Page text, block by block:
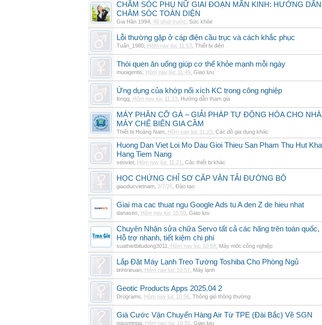
CHĂM SÓC PHỤ NỮ GIAI ĐOẠN MÃN KINH: HƯỚNG DẪN
CHĂM SÓC TOÀN DIỆN
Gia Hân 1994 40 phút trước Sức khỏe
Lỗi thường gặp ở cáp điện cầu trục và cách khắc phục
Tuấn_1980 Hôm nay lúc 11:53 Thiết bị điện
Thói quen ăn uống giúp cơ thể khỏe mạnh mỗi ngày
muoigentis Hôm nay lúc 11:49 Giao lưu
Ứng dụng của khớp nối xích KC trong công nghiệp
longg Hôm nay lúc 11:23 Hướng dẫn tham gia
MÁY PHÂN CỠ GÀ – GIẢI PHÁP TỰ ĐỘNG HÓA CHO NHÀ
MÁY CHẾ BIẾN GIA CẦM
Thiết bị Hoàng Nam Hôm nay lúc 11:23 Các đồ gia dụng khác
Huong Dan Viet Loi Mo Dau Gioi Thieu San Pham Thu Hut
Hang Tiem Nang
seoviet Hôm nay lúc 11:21 Các thiết bị khác
HỌC CHỨNG CHỈ SƠ CẤP VẬN TẢI ĐƯỜNG BỘ
giaoducvietnam 2/7/26 Đào tạo
Giai ma cac thuat ngu Google Ads tu A den Z de hieu nhat
danaseo Hôm nay lúc 10:59 Giao lưu
Chuyên Nhận sửa chữa Servo tất cả các hãng trên toàn quốc,
Hỗ trợ nhanh, tiết kiệm chi phí
suathietbitudong3011 Hôm nay lúc 10:58 Máy móc công nghiệp
Lắp Đặt Máy Lạnh Treo Tường Toshiba Cho Phòng Ngủ
tinhtrieuan Hôm nay lúc 10:57 Máy lạnh
Geotic Products Apps 2025.04 2
Drograms Hôm nay lúc 10:56 Thông gió thông thường
Giá Cước Vận Chuyển Hàng Air Từ TPE (Đài Bắc) Về SGN
nguyetnga Hôm nay lúc 10:55 Giao lưu